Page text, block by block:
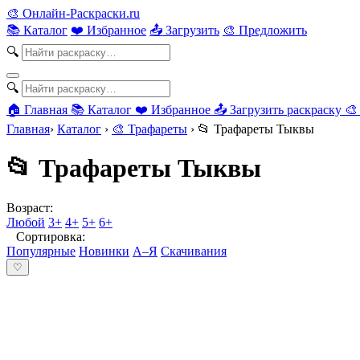
🎨 Онлайн-Раскраски.ru
📚 Каталог ❤️ Избранное 📤 Загрузить 🎨 Предложить
🔍
🔍
🏠 Главная 📚 Каталог ❤️ Избранное 📤 Загрузить раскраску
Главная› Каталог › 🎨 Трафареты › 📂 Трафареты Тыквы
📂 Трафареты Тыквы
Возраст:
Любой 3+ 4+ 5+ 6+
Сортировка:
Популярные Новинки А–Я Скачивания
♡